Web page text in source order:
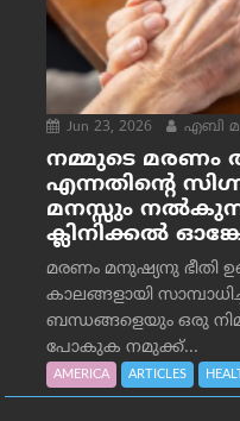
Jun 23, 2026 എബി
നമ്മുടെ മരണം
എന്നതിന്റെ
മനസ്സും
ക്ലിനിക്കല്‍
മരണം മനുഷ്യനു ഭീതി
കാലങ്ങളായി
ബന്ധങ്ങളെയും ഒരു
പോകുക നമുക്ക്...
AMERICA ARTICLES